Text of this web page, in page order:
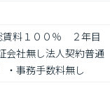
料１００％　２年目
会社無し法人契約普通
・事務手数料無し